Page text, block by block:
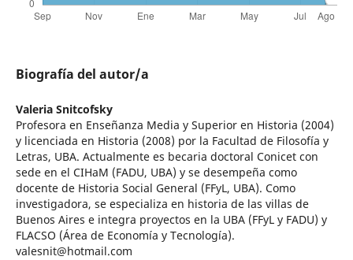
Biografía del autor/a
Valeria Snitcofsky
Profesora en Enseñanza Media y Superior en Historia (2004)
y licenciada en Historia (2008) por la Facultad de Filosofía y
Letras, UBA. Actualmente es becaria doctoral Conicet con
sede en el CIHaM (FADU, UBA) y se desempeña como
docente de Historia Social General (FFyL, UBA). Como
investigadora, se especializa en historia de las villas de
Buenos Aires e integra proyectos en la UBA (FFyL y FADU) y
FLACSO (Área de Economía y Tecnología).
valesnit@hotmail.com